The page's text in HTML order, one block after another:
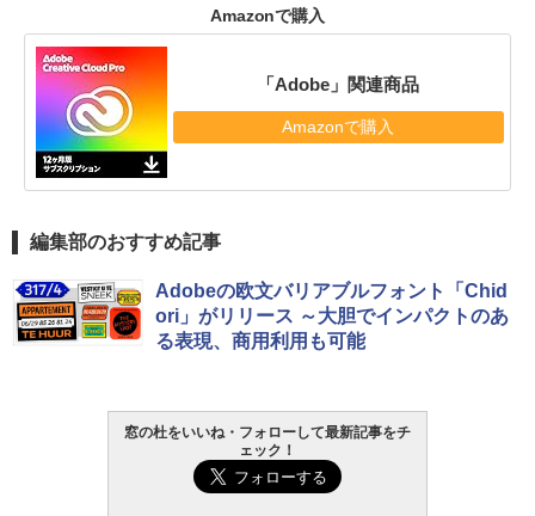
Amazonで購入
「Adobe」関連商品
Amazonで購入
編集部のおすすめ記事
Adobeの欧文バリアブルフォント「Chid
ori」がリリース ～大胆でインパクトのあ
る表現、商用利用も可能
窓の杜をいいね・フォローして最新記事をチ
ェック！